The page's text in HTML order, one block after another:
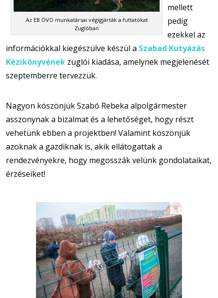
Az EB OVO munkatársai végigjárták a futtatókat
Zuglóban
mellett
pedig
ezekkel az
információkkal kiegészülve készül a Szabad Kutyázás
Kézikönyvének zuglói kiadása, amelynek megjelenését
szeptemberre tervezzük.
Nagyon köszönjük Szabó Rebeka alpolgármester
asszonynak a bizalmat és a lehetőséget, hogy részt
vehetünk ebben a projektben! Valamint köszönjük
azoknak a gazdiknak is, akik ellátogattak a
rendezvényekre, hogy megosszák velünk gondolataikat,
érzéseiket!